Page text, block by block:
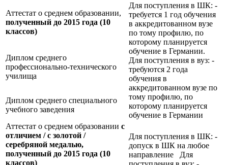
Аттестат о среднем образовании,
полученный до 2015 года (10
классов)
Для поступления в ШК: -
требуется 1 год обучения
в аккредитованном вузе
по тому профилю, по
которому планируется
обучение в Германии.
Для поступления в вуз: -
требуются 2 года
обучения в
аккредитованном вузе по
тому профилю, по
которому планируется
обучение в Германии
Диплом среднего
профессионально-технического
училища
Диплом среднего специального
учебного заведения
Аттестат о среднем образовании с
отличием / с золотой /
серебряной медалью,
полученный до 2015 года (10
классов)
Для поступления в ШК: -
допуск в ШК на любое
направление Для